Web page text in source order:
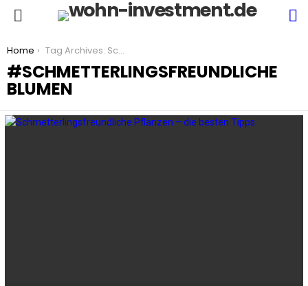
You are here:
Home Tag Archives: Schmetterlingsfreundliche Blumen
SCHMETTERLINGSFREUNDLICHE
BLUMEN